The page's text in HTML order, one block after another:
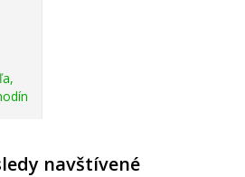
navštívené